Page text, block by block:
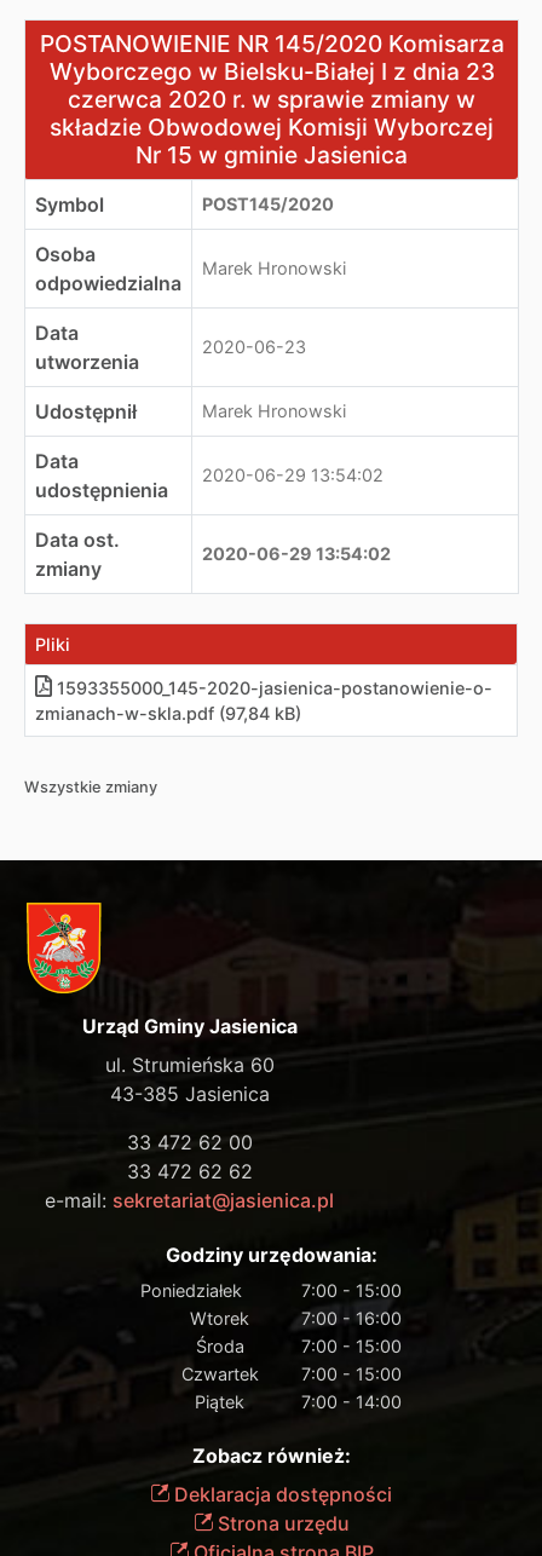
POSTANOWIENIE NR 145/2020 Komisarza
POSTANOWIENIE NR 145/2020 Komisarza
Wyborczego w Bielsku-Białej I z dnia 23
czerwca 2020 r. w sprawie zmiany w
składzie Obwodowej Komisji Wyborczej
Nr 15 w gminie Jasienica
Symbol POST145/2020
Osoba
odpowiedzialna
Marek Hronowski
Data
utworzenia
2020-06-23
Udostępnił Marek Hronowski
Data
udostępnienia
2020-06-29 13:54:02
Data ost.
zmiany
2020-06-29 13:54:02
Pliki
1593355000_145-2020-jasienica-postanowienie-o-
zmianach-w-skla.pdf (97,84 kB)
Wszystkie zmiany
Urząd Gminy Jasienica
ul. Strumieńska 60
43-385 Jasienica
33 472 62 00
33 472 62 62
e-mail: sekretariat@jasienica.pl
Godziny urzędowania:
Poniedziałek
7:00 - 15:00
Wtorek
7:00 - 16:00
Środa
7:00 - 15:00
Czwartek
7:00 - 15:00
Piątek
7:00 - 14:00
Zobacz również:
Deklaracja dostępności
Strona urzędu